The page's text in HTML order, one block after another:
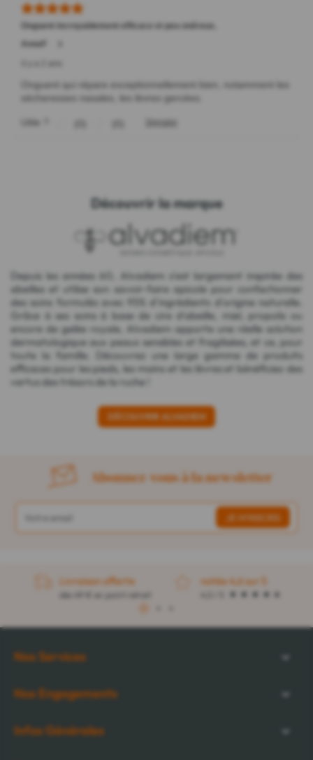
Découvrir la marque
Depuis les années 60, Alvadiem s'est largement inspirée des
abeilles et utilise son savoir-faire apicole pour confectionner
des soins formulés avec 95% d'ingrédients d'origine naturelle.
Grâce à ses soins à base de cire d'abeille, miel, propolis ou
encore de gelée royale, Alvadiem apporte une réelle solution
dermatologique aux peaux sensibles et fragilisées, et ce, pour
toute la famille. Découvrez une large gamme de produits
efficaces pour les pieds, les mains et les lèvres et bénéficiez des
vertus des trésors de la ruche !
DÉCOUVRIR ALVADIEM
Abonnez-vous à la newsletter
Livraison offerte
dès 49 € en point retrait
notée 4,6 sur 5
Nos Services
Nos Engagements
Infos Générales